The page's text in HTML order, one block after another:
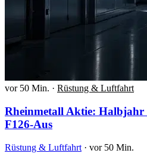
vor 50 Min. · Rüstung & Luftfahrt
Rheinmetall Aktie: Halbjahr
F126-Aus
Rüstung & Luftfahrt · vor 50 Min.